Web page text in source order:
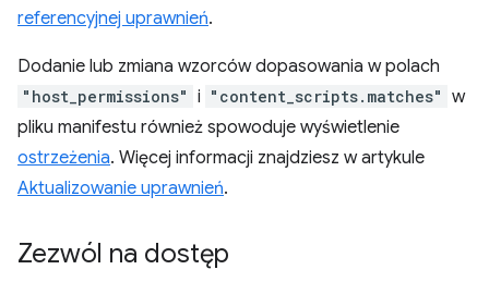
referencyjnej uprawnień.
Dodanie lub zmiana wzorców dopasowania w polach
"host_permissions" i "content_scripts.matches" w
pliku manifestu również spowoduje wyświetlenie
ostrzeżenia. Więcej informacji znajdziesz w artykule
Aktualizowanie uprawnień.
Zezwól na dostęp